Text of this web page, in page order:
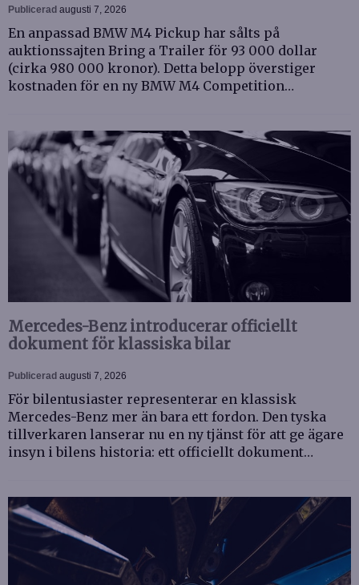
Publicerad augusti 7, 2026
En anpassad BMW M4 Pickup har sålts på
auktionssajten Bring a Trailer för 93 000 dollar
(cirka 980 000 kronor). Detta belopp överstiger
kostnaden för en ny BMW M4 Competition…
Mercedes-Benz introducerar officiellt
dokument för klassiska bilar
Publicerad augusti 7, 2026
För bilentusiaster representerar en klassisk
Mercedes-Benz mer än bara ett fordon. Den tyska
tillverkaren lanserar nu en ny tjänst för att ge ägare
insyn i bilens historia: ett officiellt dokument…